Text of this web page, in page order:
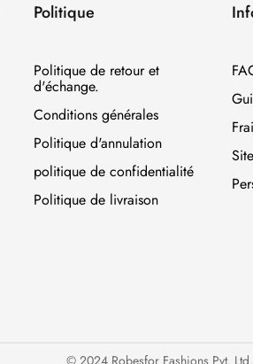
Politique
Politique de retour et
d'échange.
Conditions générales
Politique d'annulation
politique de confidentialité
Politique de livraison